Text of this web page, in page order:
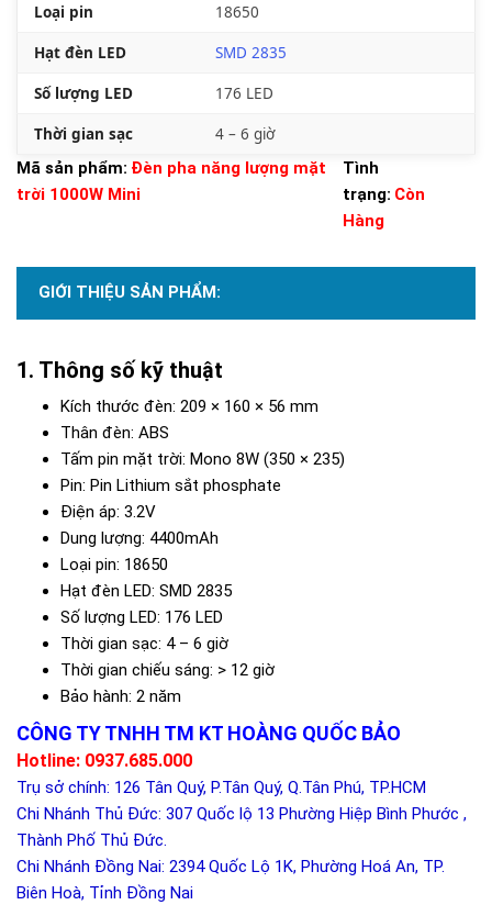
Loại pin 18650
Hạt đèn LED SMD 2835
Số lượng LED 176 LED
Thời gian sạc
4 – 6 giờ
Mã sản phẩm: Đèn pha năng lượng mặt
trời 1000W Mini
Tình
trạng: Còn
Hàng
GIỚI THIỆU SẢN PHẨM:
Thông số kỹ thuật
Kích thước đèn: 209 × 160 × 56 mm
Thân đèn: ABS
Tấm pin mặt trời: Mono 8W (350 × 235)
Pin: Pin Lithium sắt phosphate
Điện áp: 3.2V
Dung lượng: 4400mAh
Loại pin: 18650
Hạt đèn LED: SMD 2835
Số lượng LED: 176 LED
Thời gian sạc: 4 – 6 giờ
Thời gian chiếu sáng: > 12 giờ
Bảo hành: 2 năm
CÔNG TY TNHH TM KT HOÀNG QUỐC BẢO
Hotline: 0937.685.000
Trụ sở chính: 126 Tân Quý, P.Tân Quý, Q.Tân Phú, TP.HCM
Chi Nhánh Thủ Đức: 307 Quốc lộ 13 Phường Hiệp Bình Phước ,
Thành Phố Thủ Đức.
Chi Nhánh Đồng Nai: 2394 Quốc Lộ 1K, Phường Hoá An, TP.
Biên Hoà, Tỉnh Đồng Nai